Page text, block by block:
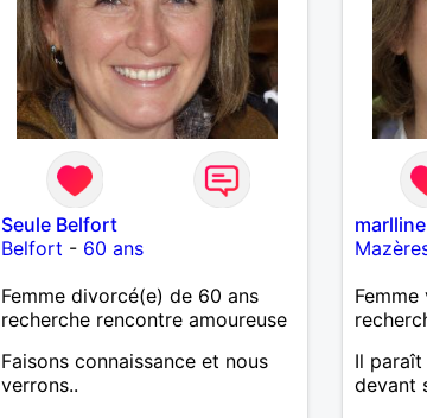
Seule Belfort
Belfort - 60 ans
Femme divorcé(e) de 60 ans
recherche rencontre amoureuse
Faisons connaissance et nous
verrons..
marlline
Il
devant